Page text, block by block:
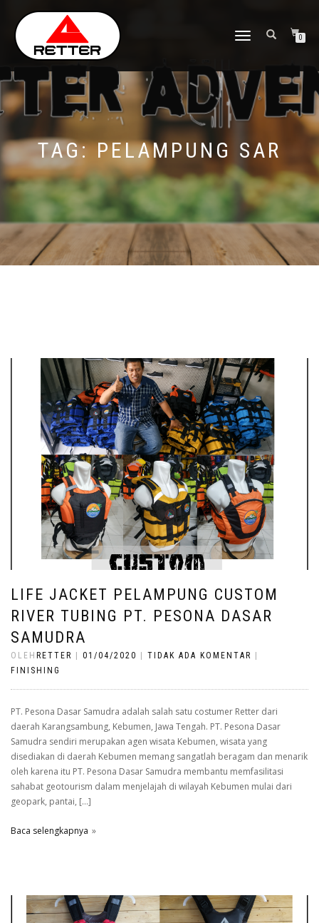
NAVIGASI
0
TAG:PELAMPUNG SAR
LIFE JACKET PELAMPUNG CUSTOM
RIVER TUBING PT. PESONA DASAR
SAMUDRA
OLEH RETTER 01/04/2020 TIDAK ADA KOMENTAR
FINISHING
PT. Pesona Dasar Samudra adalah salah satu costumer Retter dari
daerah Karangsambung, Kebumen, Jawa Tengah. PT. Pesona Dasar
Samudra sendiri merupakan agen wisata Kebumen, wisata yang
disediakan di daerah Kebumen memang sangatlah beragam dan menarik
oleh karena itu PT. Pesona Dasar Samudra membantu memfasilitasi
sahabat geotourism dalam menjelajah di wilayah Kebumen mulai dari
geopark, pantai, […]
Baca selengkapnya